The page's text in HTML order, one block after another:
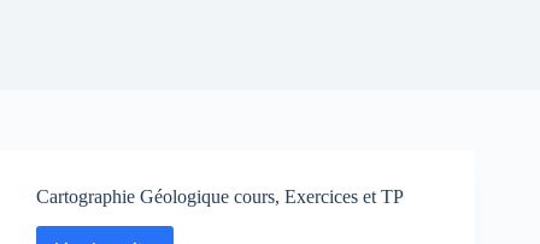
Cartographie Géologique cours, Exercices et TP